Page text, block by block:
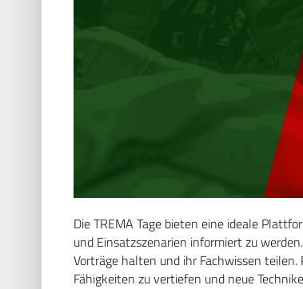
Die TREMA Tage bieten eine ideale
und Einsatzszenarien informiert zu
Vorträge halten und ihr Fachwissen
Fähigkeiten zu vertiefen und neue